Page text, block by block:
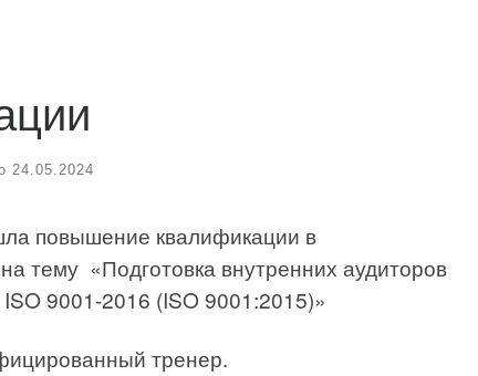
24.05.2024
повышение квалификации в
тему «Подготовка внутренних аудиторов
9001-2016 (ISO 9001:2015)»
тренер.